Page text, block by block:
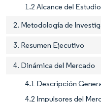
1.2 Alcance del Estudio
2. Metodología de
3. Resumen Ejecutivo
4. Dinámica del Mercado
4.1 Descripción
4.2 Impulsores del